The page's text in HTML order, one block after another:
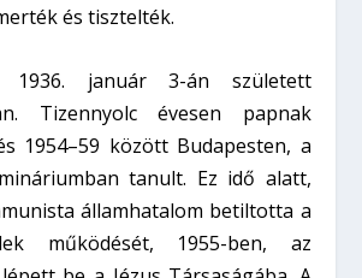
és tisztelték.
1936. január 3-án született
Tizennyolc évesen papnak
1954–59 között Budapesten, a
tanult. Ez idő alatt,
államhatalom betiltotta a
működését, 1955-ben, az